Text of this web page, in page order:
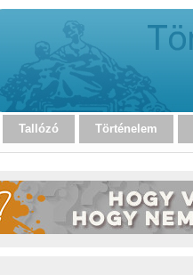
Tallózó Történelem